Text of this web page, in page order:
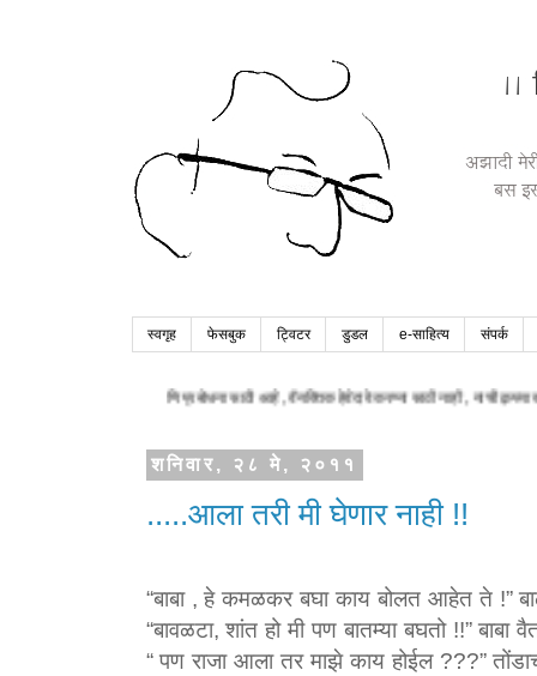
स्वगृह फेसबुक ट्विटर डुडल e-साहित्य संपर्क
हसवण्या साठी आणि प्रबोधना साठी आहे , वैयक्तिक हेवेदावे करण्या साठी नाही , याची कृपया वाचकाने
शनिवार, २८ मे, २०११
.....आला तरी मी घेणार नाही !!
“बाबा , हे कमळकर बघा काय बोलत आहेत ते !”
“बावळटा, शांत हो मी पण बातम्या बघतो !!” बाबा
“ पण राजा आला तर माझे काय होईल ???”